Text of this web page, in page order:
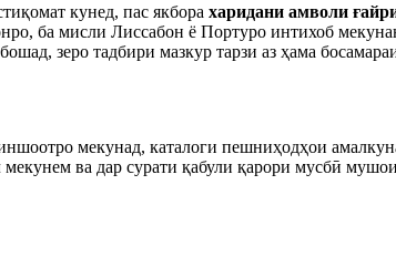
кунед, пас якбора харидани амволи
ба мисли Лиссабон ё Портуро интихоб
зеро тадбири мазкур тарзи аз ҳама
мекунад, каталоги пешниҳодҳои
ва дар сурати қабули қарори мусбӣ